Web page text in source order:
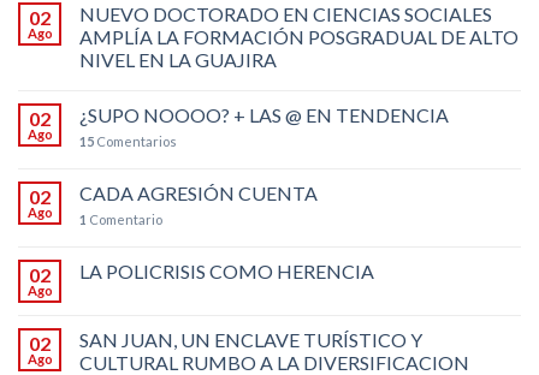
02
Ago
NUEVO DOCTORADO EN CIENCIAS SOCIALES
AMPLÍA LA FORMACIÓN POSGRADUAL DE ALTO
NIVEL EN LA GUAJIRA
02
Ago
¿SUPO NOOOO? + LAS @ EN TENDENCIA
15 Comentarios
02
Ago
CADA AGRESIÓN CUENTA
1 Comentario
02
Ago
LA POLICRISIS COMO HERENCIA
02
Ago
SAN JUAN, UN ENCLAVE TURÍSTICO Y
CULTURAL RUMBO A LA DIVERSIFICACION